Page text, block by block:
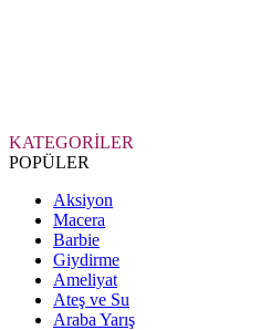
KATEGORİLER
POPÜLER
Aksiyon
Macera
Barbie
Giydirme
Ameliyat
Ateş ve Su
Araba Yarış